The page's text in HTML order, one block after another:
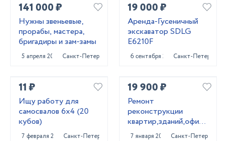
141 000 ₽
Нужны звеньевые,
прорабы, мастера,
бригадиры и зам-замы
5 апреля 2022 Санкт-Петербург
19 000 ₽
Аренда-Гусеничный
экскаватор SDLG
E6210F
6 сентября 2023Санкт-Петербург
11 ₽
Ищу работу для
самосвалов 6х4 (20
кубов)
7 февраля 2023 Санкт-Петербург
19 900 ₽
Ремонт
реконструкции
квартир,зданий,офисных
помещений
7 января 2022 Санкт-Петербург